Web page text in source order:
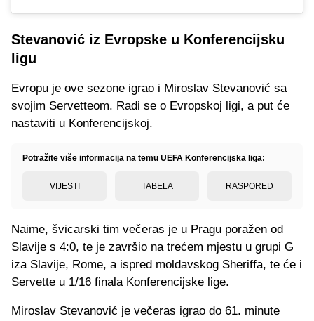
Stevanović iz Evropske u Konferencijsku
ligu
Evropu je ove sezone igrao i Miroslav Stevanović sa
svojim Servetteom. Radi se o Evropskoj ligi, a put će
nastaviti u Konferencijskoj.
Potražite više informacija na temu UEFA Konferencijska liga:
VIJESTI TABELA RASPORED
Naime, švicarski tim večeras je u Pragu poražen od
Slavije s 4:0, te je završio na trećem mjestu u grupi G
iza Slavije, Rome, a ispred moldavskog Sheriffa, te će i
Servette u 1/16 finala Konferencijske lige.
Miroslav Stevanović je večeras igrao do 61. minute